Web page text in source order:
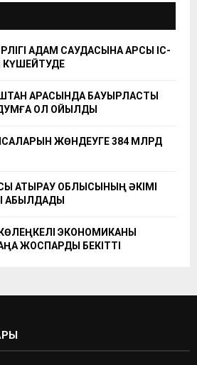
АДАМ САУДАСЫНА ҚАРСЫ ІС-
КҮШЕЙТУДЕ
АРАСЫНДА БАУЫРЛАСТЫҚ
ҚОЛ ҚОЙЫЛДЫ
ЖӨНДЕУГЕ 384 МЛРД
АТЫРАУ ОБЛЫСЫНЫҢ ӘКІМІ
ҚАБЫЛДАДЫ
ЭКОНОМИКАНЫ
ЖОСПАРДЫ БЕКІТТІ